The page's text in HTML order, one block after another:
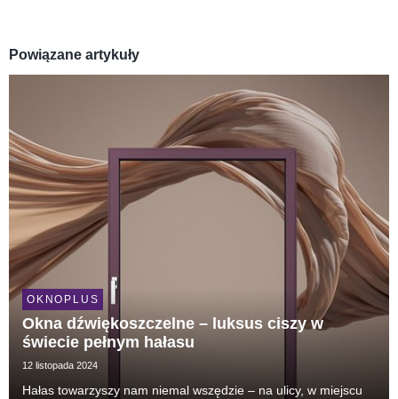
Powiązane artykuły
OKNOPLUS
Okna dźwiękoszczelne – luksus ciszy w
świecie pełnym hałasu
12 listopada 2024
Hałas towarzyszy nam niemal wszędzie – na ulicy, w miejscu